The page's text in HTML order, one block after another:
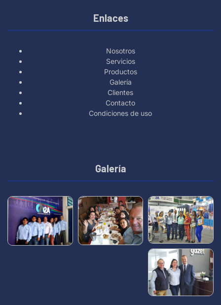
Enlaces
Nosotros
Servicios
Productos
Galería
Clientes
Contacto
Condiciones de uso
Galería